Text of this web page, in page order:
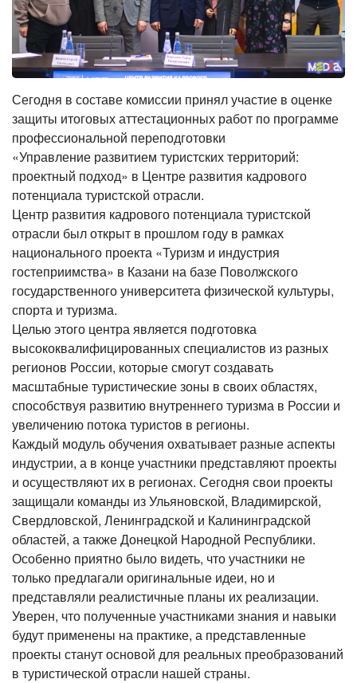
Сегодня в составе комиссии принял участие в оценке
защиты итоговых аттестационных работ по программе
профессиональной переподготовки
«Управление развитием туристских территорий:
проектный подход» в Центре развития кадрового
потенциала туристской отрасли.
Центр развития кадрового потенциала туристской
отрасли был открыт в прошлом году в рамках
национального проекта «Туризм и индустрия
гостеприимства» в Казани на базе Поволжского
государственного университета физической культуры,
спорта и туризма.
Целью этого центра является подготовка
высококвалифицированных специалистов из разных
регионов России, которые смогут создавать
масштабные туристические зоны в своих областях,
способствуя развитию внутреннего туризма в России и
увеличению потока туристов в регионы.
Каждый модуль обучения охватывает разные аспекты
индустрии, а в конце участники представляют проекты
и осуществляют их в регионах. Сегодня свои проекты
защищали команды из Ульяновской, Владимирской,
Свердловской, Ленинградской и Калининградской
областей, а также Донецкой Народной Республики.
Особенно приятно было видеть, что участники не
только предлагали оригинальные идеи, но и
представляли реалистичные планы их реализации.
Уверен, что полученные участниками знания и навыки
будут применены на практике, а представленные
проекты станут основой для реальных преобразований
в туристической отрасли нашей страны.